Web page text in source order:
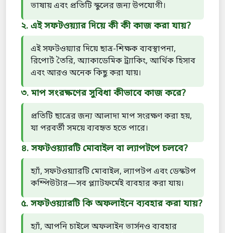
ভাষায় এবং প্রতিটি স্কুলের জন্য উপযোগী।
২. এই সফটওয়্যার দিয়ে কী কী কাজ করা যায়?
এই সফটওয়্যার দিয়ে ছাত্র-শিক্ষক ব্যবস্থাপনা,
রিপোর্ট তৈরি, অ্যাকাডেমিক ট্র্যাকিং, আর্থিক হিসাব
এবং আরও অনেক কিছু করা যায়।
৩. মাপ সংরক্ষণের সুবিধা কীভাবে কাজ করে?
প্রতিটি ছাত্রের জন্য আলাদা মাপ সংরক্ষণ করা হয়,
যা পরবর্তী সময়ে ব্যবহৃত হতে পারে।
৪. সফটওয়্যারটি মোবাইল বা ল্যাপটপে চলবে?
হ্যাঁ, সফটওয়্যারটি মোবাইল, ল্যাপটপ এবং ডেস্কটপ
কম্পিউটার—সব প্ল্যাটফর্মেই ব্যবহার করা যায়।
৫. সফটওয়্যারটি কি অফলাইনে ব্যবহার করা যায়?
হ্যাঁ, আপনি চাইলে অফলাইন ভার্সনও ব্যবহার